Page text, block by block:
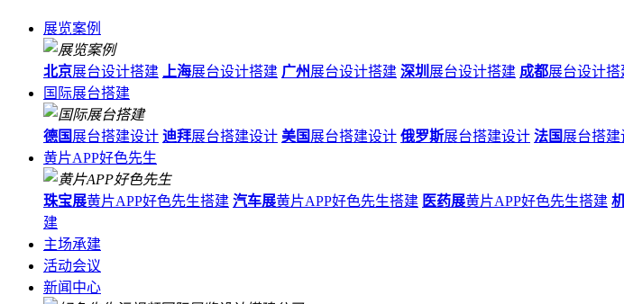
展览案例
北京展台设计搭建 上海展台设计搭建 广州展台设计搭建 深圳 展台设计搭建 成都展台设计搭
国际展台搭建
德国 展台搭建设计 迪拜展台搭建设计 美国 展台搭建设计 俄罗斯展台搭建设计 法国 展台搭建
黄片APP好色先生
珠宝展黄片APP好色先生搭建 汽车展黄片APP好色先生搭建 医药展黄片APP好色先生搭建
建
主场承建
活动会议
新闻中心